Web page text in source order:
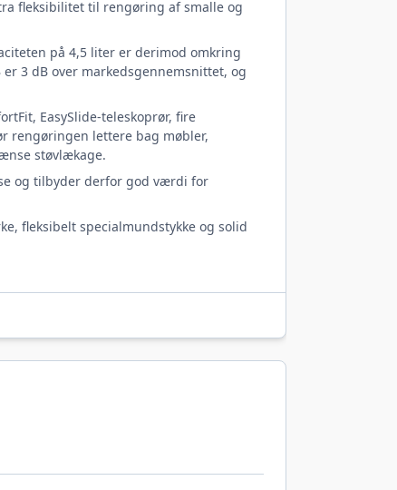
fleksibilitet til rengøring af smalle og
på 4,5 liter er derimod omkring
3 dB over markedsgennemsnittet, og
EasySlide-teleskoprør, fire
rengøringen lettere bag møbler,
støvlækage.
og tilbyder derfor god værdi for
fleksibelt specialmundstykke og solid